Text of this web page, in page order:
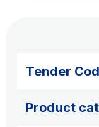
AdMoving
in service
Tender
Product